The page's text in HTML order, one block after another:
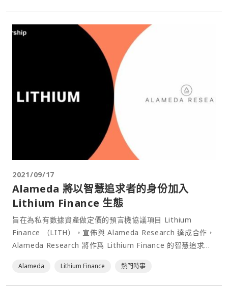
2021/09/17
Alameda 將以智慧追求者的身份加入
Lithium Finance 生態
旨在為私有數據資產做定價的預言機協議項目 Lithium
Finance （LITH），宣佈與 Alameda Research 達成合作，
Alameda Research 將作爲 Lithium Finance 的智慧追求者
級市場定價的訊息。⋯
Alameda Lithium Finance 熱門時事